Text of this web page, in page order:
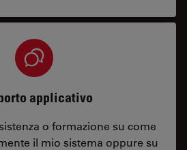
applicativo
o formazione su come
il mio sistema oppure su